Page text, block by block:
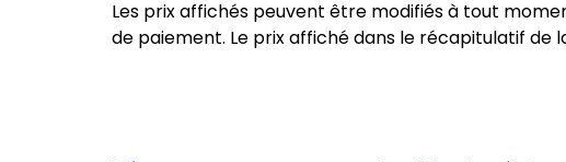
Les prix affichés peuvent être modifiés à tout
de paiement. Le prix affiché dans le récapitulatif